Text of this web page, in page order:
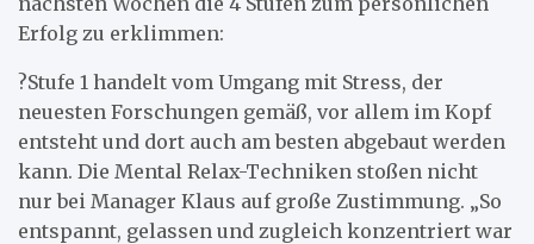
Erfolg zu erklimmen:
?Stufe 1 handelt vom Umgang mit Stress, der
neuesten Forschungen gemäß, vor allem im Kopf
entsteht und dort auch am besten abgebaut werden
kann. Die Mental Relax-Techniken stoßen nicht
nur bei Manager Klaus auf große Zustimmung. „So
entspannt, gelassen und zugleich konzentriert war